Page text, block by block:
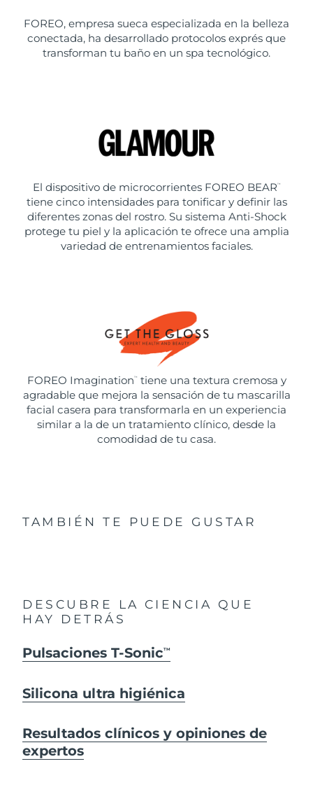
FOREO, empresa sueca especializada en la belleza
conectada, ha desarrollado protocolos exprés que
transforman tu baño en un spa tecnológico.
El dispositivo de microcorrientes FOREO BEAR ™
tiene cinco intensidades para tonificar y definir las
diferentes zonas del rostro. Su sistema Anti-Shock
protege tu piel y la aplicación te ofrece una amplia
variedad de entrenamientos faciales.
FOREO Imagination ™
tiene una textura cremosa y
agradable que mejora la sensación de tu mascarilla
facial casera para transformarla en un experiencia
similar a la de un tratamiento clínico, desde la
comodidad de tu casa.
TAMBIÉN TE PUEDE GUSTAR
DESCUBRE LA CIENCIA QUE
HAY DETRÁS
Pulsaciones T-SonicTM
Silicona ultra higiénica
Resultados clínicos y opiniones de
expertos